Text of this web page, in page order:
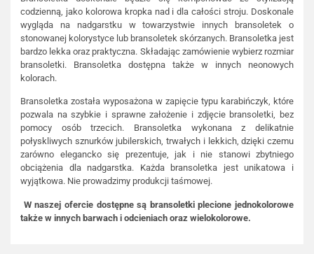
codzienną, jako kolorowa kropka nad i dla całości stroju. Doskonale
wygląda na nadgarstku w towarzystwie innych bransoletek o
stonowanej kolorystyce lub bransoletek skórzanych. Bransoletka jest
bardzo lekka oraz praktyczna. Składając zamówienie wybierz rozmiar
bransoletki. Bransoletka dostępna także w innych neonowych
kolorach.
Bransoletka została wyposażona w zapięcie typu karabińczyk, które
pozwala na szybkie i sprawne założenie i zdjęcie bransoletki, bez
pomocy osób trzecich. Bransoletka wykonana z delikatnie
połyskliwych sznurków jubilerskich, trwałych i lekkich, dzięki czemu
zarówno elegancko się prezentuje, jak i nie stanowi zbytniego
obciążenia dla nadgarstka. Każda bransoletka jest unikatowa i
wyjątkowa. Nie prowadzimy produkcji taśmowej.
W naszej ofercie dostępne są bransoletki plecione jednokolorowe
także w innych barwach i odcieniach oraz wielokolorowe.